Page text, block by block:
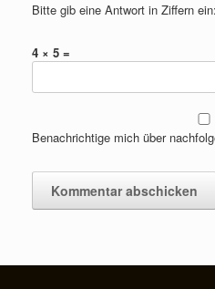
Bitte gib eine Antwort in Ziffern ein:
4 × 5 =
Benachrichtige mich über